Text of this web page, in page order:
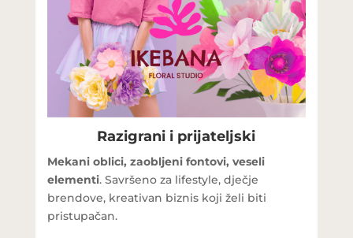
Razigrani i prijateljski
Mekani oblici, zaobljeni fontovi, veseli
elementi. Savršeno za lifestyle, dječje
brendove, kreativan biznis koji želi biti
pristupačan.